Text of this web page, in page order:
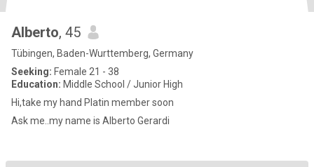
Alberto, 45
Tübingen, Baden-Wurttemberg, Germany
Seeking: Female 21 - 38
Education: Middle School / Junior High
Hi,take my hand Platin member soon
Ask me..my name is Alberto Gerardi